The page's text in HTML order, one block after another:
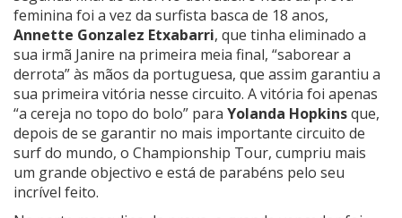
feminina foi a vez da surfista basca de 18 anos,
Annette Gonzalez Etxabarri, que tinha eliminado a
sua irmã Janire na primeira meia final, “saborear a
derrota” às mãos da portuguesa, que assim garantiu a
sua primeira vitória nesse circuito. A vitória foi apenas
“a cereja no topo do bolo” para Yolanda Hopkinsque,
depois de se garantir no mais importante circuito de
surf do mundo, o Championship Tour, cumpriu mais
um grande objectivo e está de parabéns pelo seu
incrível feito.